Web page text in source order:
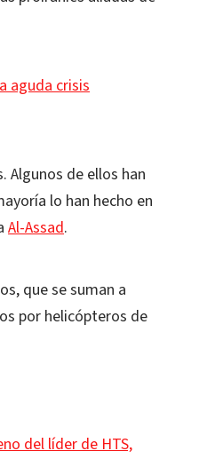
aguda crisis
Algunos de ellos han
lo han hecho en
Al-Assad.
que se suman a
por helicópteros de
del líder de HTS,